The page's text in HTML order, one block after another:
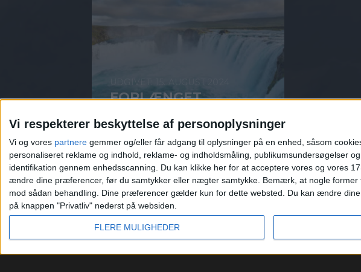
Vi respekterer beskyttelse af personoplysninger
Vi og vores partnere gemmer og/eller får adgang til oplysninger på en enhed, såsom
personaliseret reklame og indhold, reklame- og indholdsmåling, publikumsundersøgelser
identifikation gennem enhedsscanning. Du kan klikke her for at acceptere vores og vores
ændre dine præferencer, før du samtykker eller nægter samtykke. Bemærk, at nogle former
mod sådan behandling. Dine præferencer gælder kun for dette websted. Du kan ændre
på knappen "Privatliv" nederst på websiden.
FLERE MULIGHEDER
FORLÆNGET
FOR KUN 1.856,-
KONTAKT /FAQ /OM OS